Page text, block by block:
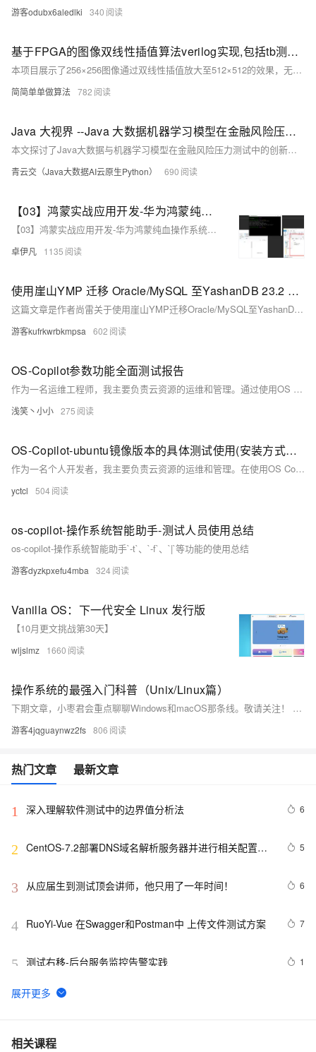
游客odubx6aledlki 340
基于FPGA的图像双线性插值算法verilog实现,包括tb测试文件和MATLAB辅助验证
本项目展示了256×256图像通过双线性插值放大至512×512的效果，无水印展示。使用Matlab 2022a和Vivado 2019.2开发，提供完整代码及详细中文注释、操作视频。核心程序实现图像缩放，并在Matlab中验证效果。双线性插值算法通过FPGA高效实现图像缩放，确保质量。
简简单单做算法 782
Java 大视界 --Java 大数据机器学习模型在金融风险压力测试中的应用与验证（211）
本文探讨了Java大数据与机器学习模型在金融风险压力测试中的创新应用。通过多源数据采集、模型构建与优化，结合随机森林、LSTM等算法，实现信用风险动态评估、市场极端场景模拟与操作风险预警。案例分析展示了花旗银行与蚂蚁集团的智能风控实践，验证了技术在提升风险识别效率与降低金融风险损失方面的显著成效。
青云交（Java大数据AI云原生Python） 690
【03】鸿蒙实战应用开发-华为鸿蒙纯血操作系统Harmony OS NEXT-测试hello word效果-虚拟华为手机真机环境调试-为DevEco Studio编译器安装中文插件-测试写一个滑动块效果-介绍诸如ohos.ui等依赖库-全过程实战项目分享-从零开发到上线-优雅草卓伊凡
【03】鸿蒙实战应用开发-华为鸿蒙纯血操作系统Harmony OS NEXT-测试hello word效果-虚拟华为手机真机环境调试-为DevEco Studio编译器安装中文插件-测试写一个滑动块效果-介绍诸如ohos.ui等依赖库-全过程实战项目分享-从零开发到上线-优雅草卓伊凡
卓伊凡 1135
使用崖山YMP 迁移 Oracle/MySQL 至YashanDB 23.2 验证测试
这篇文章是作者尚雷关于使用崖山YMP迁移Oracle/MySQL至YashanDB 23.2的验证测试分享。介绍了YMP的产品信息，包括架构、版本支持等，还详细阐述了外置库部署、YMP部署、访问YMP、数据源管理、任务管理（创建任务、迁移配置、离线迁移、校验初始化、一致性校验）及MySQL迁移的全过程。
游客kufrkwrbkmpsa 602
OS-Copilot参数功能全面测试报告
作为一名运维工程师，我主要负责云资源的运维和管理。通过使用OS Copilot的-t/-f/管道功能，我顺利解决了环境快速搭建的问题，例如Tomcat的快速部署。具体步骤包括购买ECS服务器、配置安全组、远程登录并安装OS Copilot。使用-f参数成功安装并启动Tomcat，自动配置JDK，并通过|管道功能验证了生成内容的正确性。整个过程非常流畅，极大提升了工作效率。
浅笑丶小小 275
OS-Copilot-ubuntu镜像版本的具体测试使用(安装方式有单独注明)
作为一名个人开发者，我主要负责云资源的运维和管理。在使用OS Copilot的过程中，我遇到了一些配置问题，特别是在ECS实例中设置AccessKey时，但最终成功解决了。通过使用OS Copilot的-t/-f/管道功能，我大大提升了效率，减少了命令编写的工作量，特别是在搭建Java运行环境时效果显著。此外，| 功能帮助我快速理解文档，整体体验非常流畅，推荐给其他开发者使用。
yctcl 504
os-copilot-操作系统智能助手-测试人员使用总结
os-copilot-操作系统智能助手`-t`、`-f`、`|`等功能的使用总结
游客dyzkpxefu4mba 324
Vanilla OS：下一代安全 Linux 发行版
【10月更文挑战第30天】
wljslmz 1660
操作系统的最强入门科普（Unix/Linux篇）
下期文章，小枣君会重点聊聊Windows和macOS那条线。敬请关注！ 如果大家觉得文章不错，还请帮忙多多转发！谢谢！
游客4jqguaynwz2fs 806
热门文章 最新文章
1 深入理解软件测试中的边界值分析法 6
2 CentOS-7.2部署DNS域名解析服务器并进行相关配置测
5
3 从应届生到测试顶会讲师，他只用了一年时间！ 6
4 RuoYi-Vue 在Swagger和Postman中 上传文件测试方案 7
5 测试右移-后台服务监控告警实践 1
6 征文分享｜OceanBase 3.1.2 数据库性能测试探索
7 Junit测试框架
相关课程